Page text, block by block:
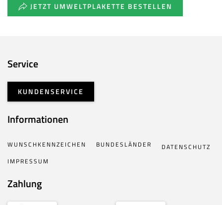
JETZT UMWELTPLAKETTE BESTELLEN
Service
KUNDENSERVICE
Informationen
WUNSCHKENNZEICHEN BUNDESLÄNDER
DATENSCHUTZ
IMPRESSUM
Zahlung